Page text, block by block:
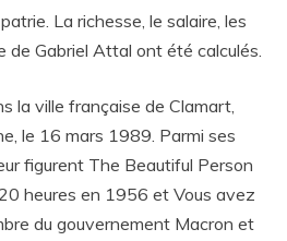
La richesse, le salaire, les
de Gabriel Attal ont été calculés.
la ville française de Clamart,
le 16 mars 1989. Parmi ses
figurent The Beautiful Person
heures en 1956 et Vous avez
du gouvernement Macron et